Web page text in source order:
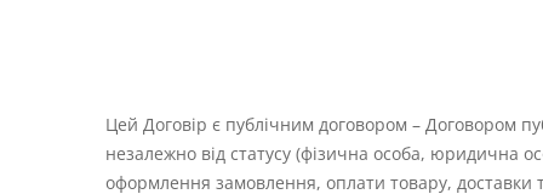
Цей Договір є публічним договором – Договором
незалежно від статусу (фізична особа, юридична
оформлення замовлення, оплати товару, доставки